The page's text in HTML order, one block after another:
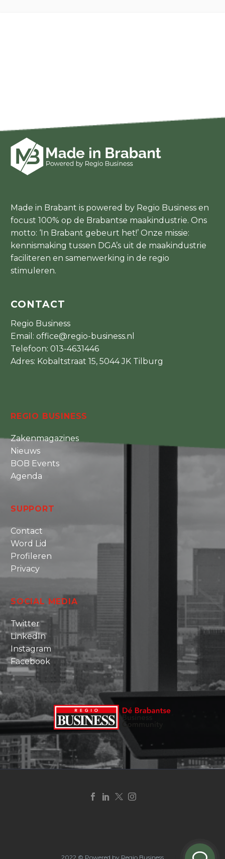
Made in Brabant is powered by Regio Business en
focust 100% op de Brabantse maakindustrie. Ons
motto: ‘In Brabant gebeurt het!’ Onze missie:
kennismaking tussen DGA’s uit de maakindustrie
faciliteren en samenwerking in de regio
stimuleren.
CONTACT
Regio Business
Email: office@regio-business.nl
Telefoon: 013-4631446
Adres: Kobaltstraat 15, 5044 JK Tilburg
REGIO BUSINESS
Zakenmagazines
Nieuws
BOB Events
Agenda
SUPPORT
Contact
Word Lid
Profileren
Privacy
SOCIAL MEDIA
Twitter
LinkedIn
Instagram
Facebook
2022 © Powered by Regio Business